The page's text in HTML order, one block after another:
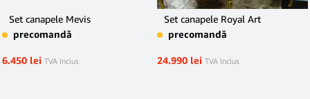
Set canapele Mevis
precomandă
6.450 lei TVA Inclus
Set canapele Royal Art
precomandă
24.990 lei TVA Inclus